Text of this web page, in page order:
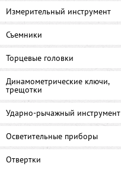
Измерительный инструмент
Съемники
Торцевые головки
Динамометрические ключи,
трещотки
Ударно-рычажный инструмент
Осветительные приборы
Отвертки